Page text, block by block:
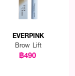
EVERPINK
Brow Lift
฿490